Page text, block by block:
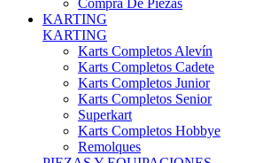
KARTING
Karts Completos Alevín
Karts Completos Cadete
Karts Completos Junior
Karts Completos Senior
Superkart
Karts Completos Hobbye
Remolques
PIEZAS Y EQUIPACIONES
Mecanica